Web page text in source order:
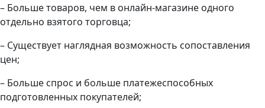
– Больше товаров, чем в онлайн-магазине одного
отдельно взятого торговца;
– Существует наглядная возможность сопоставления
цен;
– Больше спрос и больше платежеспособных
подготовленных покупателей;